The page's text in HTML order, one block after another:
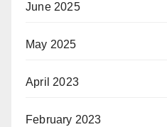
June 2025
May 2025
April 2023
February 2023